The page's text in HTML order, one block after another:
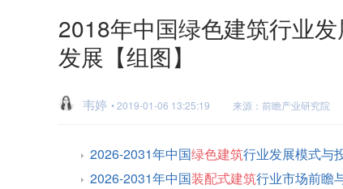
2018年中国绿色建筑行业
发展【组图】
韦婷 • 2019-01-06 13:25:19 来源：前瞻产业研究院
2026-2031年中国绿色建筑行业发展模式与
2026-2031年中国装配式建筑行业市场前瞻